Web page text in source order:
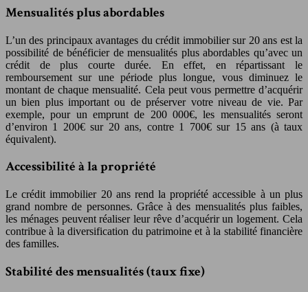
Mensualités plus abordables
L’un des principaux avantages du crédit immobilier sur 20 ans est la
possibilité de bénéficier de mensualités plus abordables qu’avec un
crédit de plus courte durée. En effet, en répartissant le
remboursement sur une période plus longue, vous diminuez le
montant de chaque mensualité. Cela peut vous permettre d’acquérir
un bien plus important ou de préserver votre niveau de vie. Par
exemple, pour un emprunt de 200 000€, les mensualités seront
d’environ 1 200€ sur 20 ans, contre 1 700€ sur 15 ans (à taux
équivalent).
Accessibilité à la propriété
Le crédit immobilier 20 ans rend la propriété accessible à un plus
grand nombre de personnes. Grâce à des mensualités plus faibles,
les ménages peuvent réaliser leur rêve d’acquérir un logement. Cela
contribue à la diversification du patrimoine et à la stabilité financière
des familles.
Stabilité des mensualités (taux fixe)